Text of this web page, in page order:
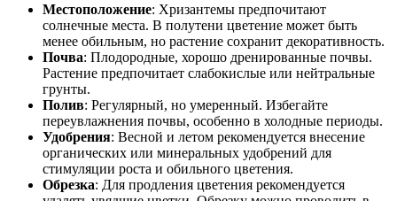
Местоположение: Хризантемы предпочитают
солнечные места. В полутени цветение может быть
менее обильным, но растение сохранит декоративность.
Почва: Плодородные, хорошо дренированные почвы.
Растение предпочитает слабокислые или нейтральные
грунты.
Полив: Регулярный, но умеренный. Избегайте
переувлажнения почвы, особенно в холодные периоды.
Удобрения: Весной и летом рекомендуется внесение
органических или минеральных удобрений для
стимуляции роста и обильного цветения.
Обрезка: Для продления цветения рекомендуется